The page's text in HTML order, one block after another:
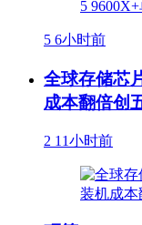
5 6小时前
全球存储芯
成本翻倍创
2 11小时前